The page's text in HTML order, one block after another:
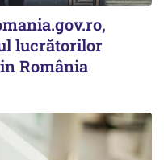
lucrătorilor
România